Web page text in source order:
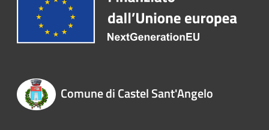
Comune di Castel Sant'Angelo